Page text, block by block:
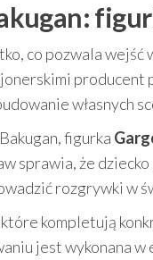
co pozwala wejść
własnych
figurka
sprawia, że
rozgrywki w
kompletują
jest wykonana